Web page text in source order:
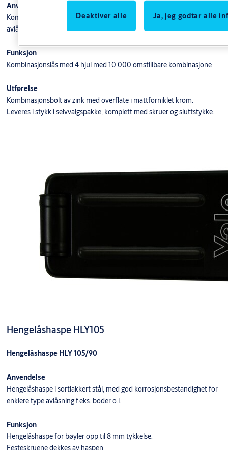
Anvendelse
Kombinasjonsbolt av zink med overflate i mattforniklet krom. Brukes for
avlåsing av boder etc.
Funksjon
Kombinasjonslås med 4 hjul med 10.000 omstillbare kombinasjone
Utførelse
Kombinasjonsbolt av zink med overflate i mattforniklet krom.
Leveres i stykk i selvvalgspakke, komplett med skruer og sluttstykke.
Hengelåshaspe HLY105
Hengelåshaspe HLY 105/90
Anvendelse
Hengelåshaspe i sortlakkert stål, med god korrosjonsbestandighet for
enklere type avlåsning f.eks. boder o.l.
Funksjon
Hengelåshaspe for bøyler opp til 8 mm tykkelse.
Festeskruene dekkes av haspen.
Deaktiver alle Ja, jeg godtar alle